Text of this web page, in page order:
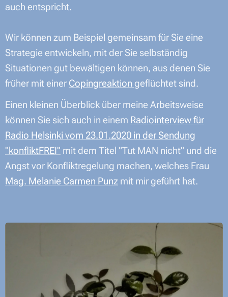
auch entspricht.
Wir können zum Beispiel gemeinsam für Sie eine
Strategie entwickeln, mit der Sie selbständig
Situationen gut bewältigen können, aus denen Sie
früher mit einer Copingreaktion geflüchtet sind.
Einen kleinen Überblick über meine Arbeitsweise
können Sie sich auch in einem Radiointerview für
Radio Helsinki vom 23.01.2020 in der Sendung
"konfliktFREI" mit dem Titel "Tut MAN nicht" und die
Angst vor Konfliktregelung machen, welches Frau
Mag. Melanie Carmen Punz mit mir geführt hat.